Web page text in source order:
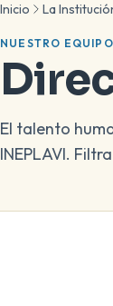
Inicio La
NUESTRO EQUIPO
El talento
INEPLAVI.